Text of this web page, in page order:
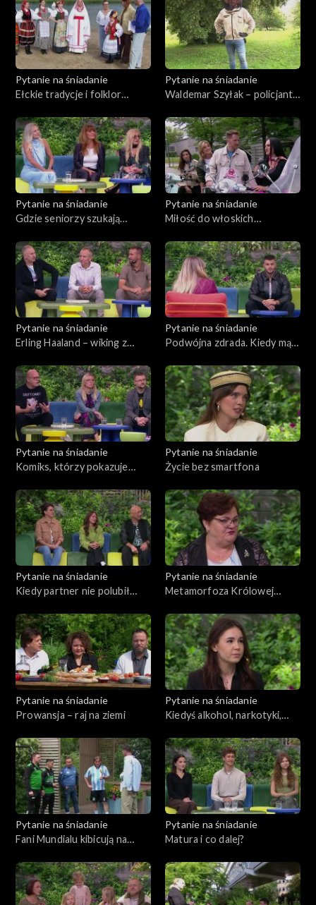
Pytanie na śniadanie
Ełckie tradycje i folklor
Pytanie na śniadanie
Waldemar Szyłak – policjant,
osobie
Pytanie na śniadanie
Gdzie seniorzy szukają
Pytanie na śniadanie
Miłość do włoskich
Pytanie na śniadanie
Erling Haaland – wiking z
internet
Pytanie na śniadanie
Podwójna zdrada. Kiedy mąż
Pytanie na śniadanie
Komiks, którzy pokazuje
nastolatków
Pytanie na śniadanie
Życie bez smartfona
Pytanie na śniadanie
Kiedy partner nie polubił
Pytanie na śniadanie
Metamorfoza Królowej
„Sanatorium miłości”
Pytanie na śniadanie
Prowansja – raj na ziemi
Pytanie na śniadanie
Kiedyś alkohol, narkotyki,
uzależnionym
Pytanie na śniadanie
Fani Mundialu kibicują na
Pytanie na śniadanie
Matura i co dalej?